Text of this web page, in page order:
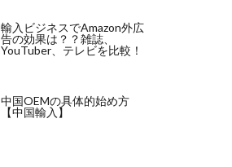
輸入ビジネスでAmazon外広
告の効果は？？雑誌、
YouTuber、テレビを比較！
中国OEMの具体的始め方
【中国輸入】